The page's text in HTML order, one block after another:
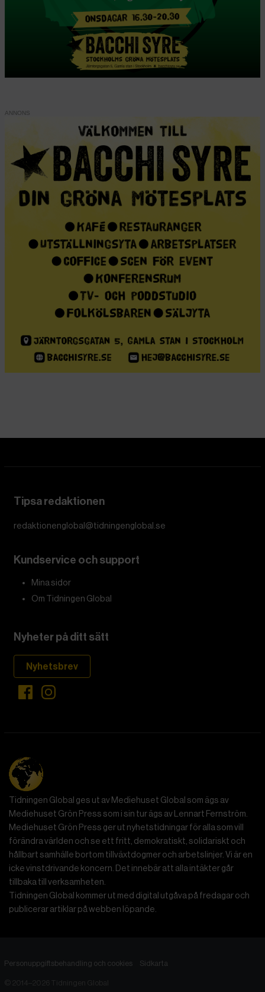
ANNONS
Tipsa redaktionen
redaktionenglobal@tidningenglobal.se
Kundservice och support
Mina sidor
Om Tidningen Global
Nyheter på ditt sätt
Nyhetsbrev
Tidningen Global ges ut av Mediehuset Global som ägs av
Mediehuset Grön Press som i sin tur ägs av Lennart Fernström.
Mediehuset Grön Press ger ut nyhetstidningar för alla som vill
förändra världen och se ett fritt, demokratiskt, solidariskt och
hållbart samhälle bortom tillväxtdogmer och arbetslinjer. Vi är en
icke vinstdrivande koncern. Det innebär att alla intäkter går
tillbaka till verksamheten.
Tidningen Global kommer ut med digital utgåva på fredagar och
publicerar artiklar på webben löpande.
Personuppgiftsbehandling och cookies Sidkarta
© 2014–2026 Tidningen Global